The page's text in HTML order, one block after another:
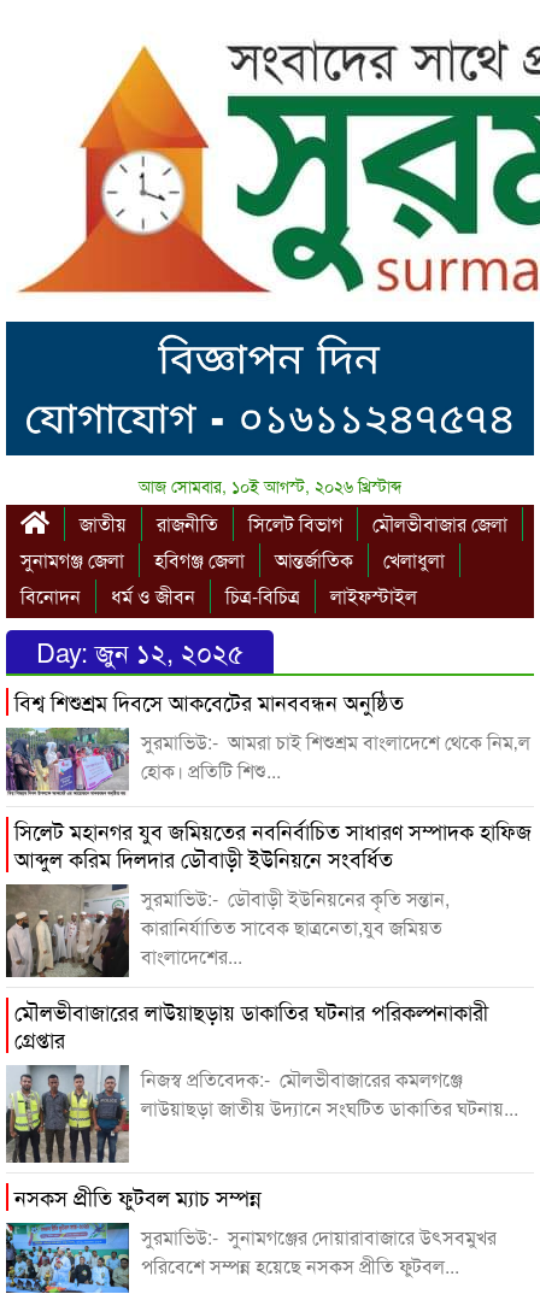
আজ সোমবার, ১০ই আগস্ট, ২০২৬ খ্রিস্টাব্দ
জাতীয় রাজনীতি সিলেট বিভাগ
মৌলভীবাজার জেলা
সুনামগঞ্জ জেলা
হবিগঞ্জ জেলা আন্তর্জাতিক
খেলাধুলা
বিনোদন
ধর্ম ও জীবন চিত্র-বিচিত্র লাইফস্টাইল
Day:জুন ১২, ২০২৫
বিশ্ব শিশুশ্রম দিবসে আকবেটের মানববন্ধন অনুষ্ঠিত
সুরমাভিউ:- আমরা চাই শিশুশ্রম বাংলাদেশে থেকে নিম‚ল
হোক। প্রতিটি শিশু...
সিলেট মহানগর যুব জমিয়তের নবনির্বাচিত সাধারণ সম্পাদক হাফিজ
আব্দুল করিম দিলদার ডৌবাড়ী ইউনিয়নে সংবর্ধিত
সুরমাভিউ:- ডৌবাড়ী ইউনিয়নের কৃতি সন্তান,
কারানির্যাতিত সাবেক ছাত্রনেতা,যুব জমিয়ত
বাংলাদেশের...
মৌলভীবাজারের লাউয়াছড়ায় ডাকাতির ঘটনার পরিকল্পনাকারী
গ্রেপ্তার
নিজস্ব প্রতিবেদক:- মৌলভীবাজারের কমলগঞ্জে
লাউয়াছড়া জাতীয় উদ্যানে সংঘটিত ডাকাতির ঘটনায়...
নসকস প্রীতি ফুটবল ম্যাচ সম্পন্ন
সুরমাভিউ:- সুনামগঞ্জের দোয়ারাবাজারে উৎসবমুখর
পরিবেশে সম্পন্ন হয়েছে নসকস প্রীতি ফুটবল...